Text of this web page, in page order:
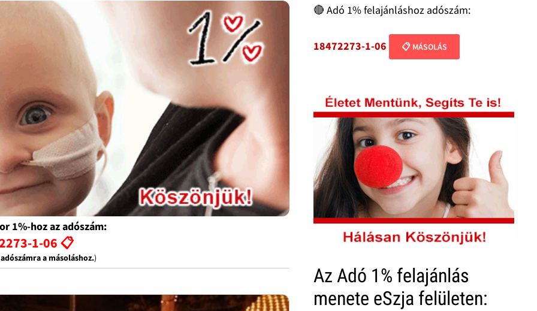
1%-hoz az adószám:
1-06 📋
a másoláshoz.)
🔴 Adó 1% felajánláshoz adószám:
18472273-1-06 📋 MÁSOLÁS
Az Adó 1% felajánlás
menete eSzja felületen: